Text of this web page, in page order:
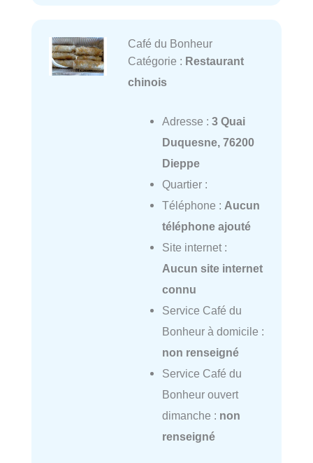
Café du Bonheur
Catégorie : Restaurant
chinois
Adresse : 3 Quai
Duquesne, 76200
Dieppe
Quartier :
Téléphone : Aucun
téléphone ajouté
Site internet :
Aucun site internet
connu
Service Café du
Bonheur à domicile :
non renseigné
Service Café du
Bonheur ouvert
dimanche : non
renseigné